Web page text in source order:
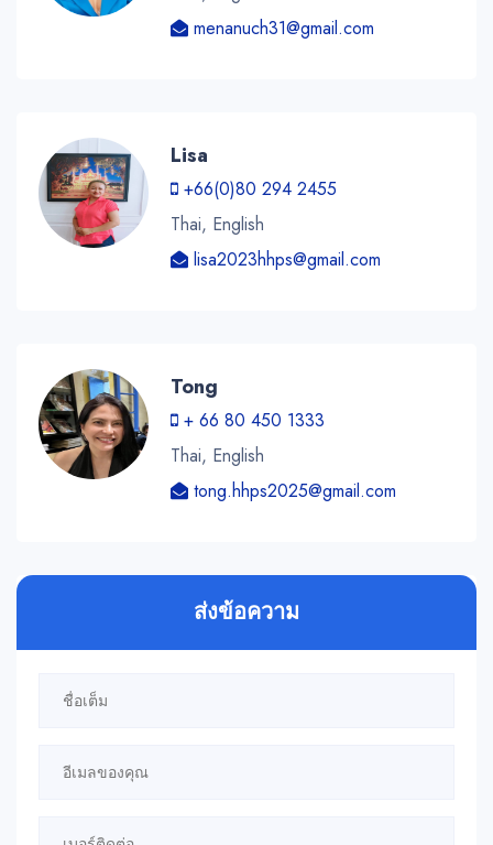
menanuch31@gmail.com
Lisa
+66(0)80 294 2455
Thai, English
lisa2023hhps@gmail.com
Tong
+ 66 80 450 1333
Thai, English
tong.hhps2025@gmail.com
ส่งข้อความ